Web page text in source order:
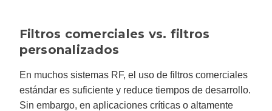
Filtros comerciales vs. filtros
personalizados
En muchos sistemas RF, el uso de filtros comerciales
estándar es suficiente y reduce tiempos de desarrollo.
Sin embargo, en aplicaciones críticas o altamente